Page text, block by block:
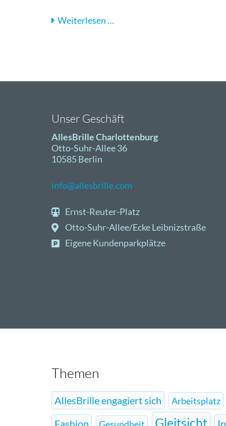
Weiterlesen …
Unser Geschäft
AllesBrille Charlottenburg
Otto-Suhr-Allee 36
10585 Berlin
info@allesbrille.com
Ernst-Reuter-Platz
Otto-Suhr-Allee/Ecke Leibnizstraße
Eigene Kundenparkplätze
Themen
AllesBrille engagiert sich Arbeitsplatz
Gleitsicht